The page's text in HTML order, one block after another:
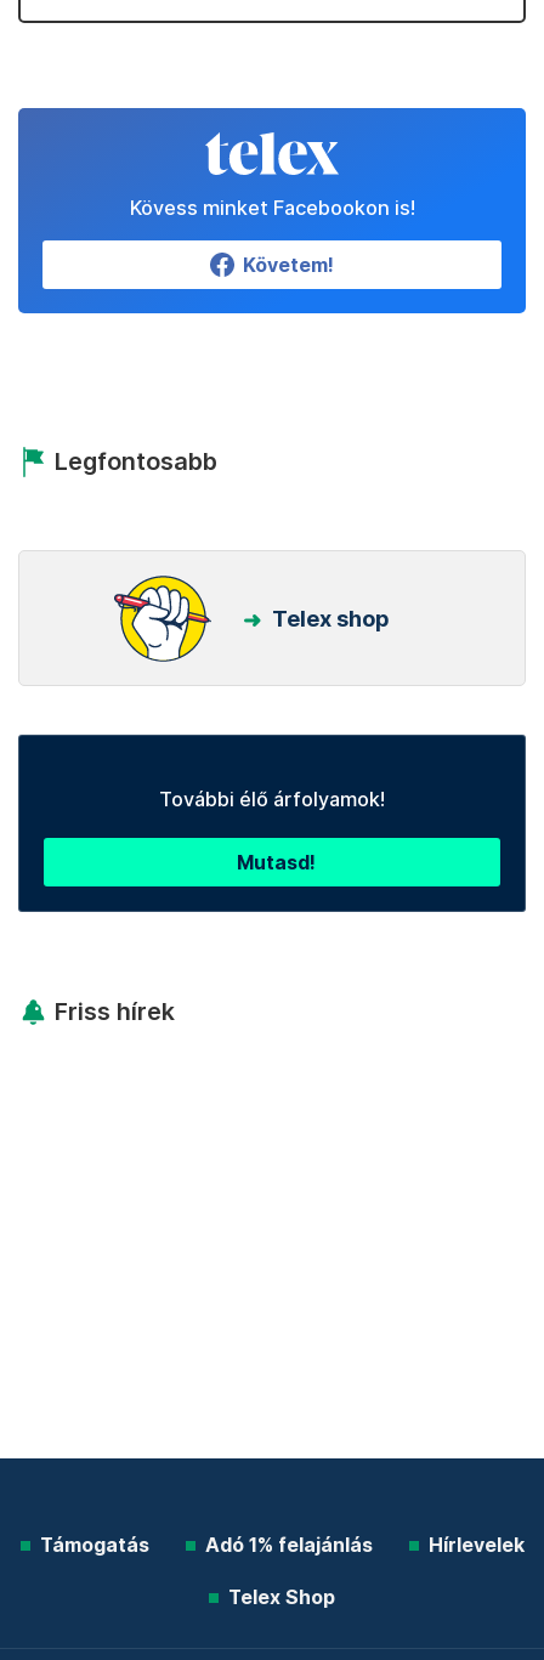
Kövess minket Facebookon is!
Követem!
Legfontosabb
Telex shop
További élő árfolyamok!
Mutasd!
Friss hírek
Támogatás Adó 1% felajánlás Hírlevelek
Telex Shop